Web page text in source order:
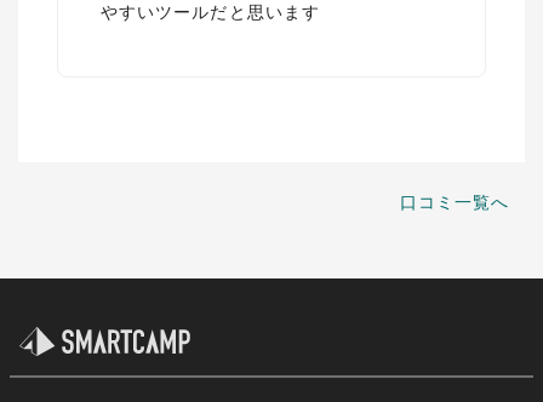
やすいツールだと思います
口コミ一覧へ